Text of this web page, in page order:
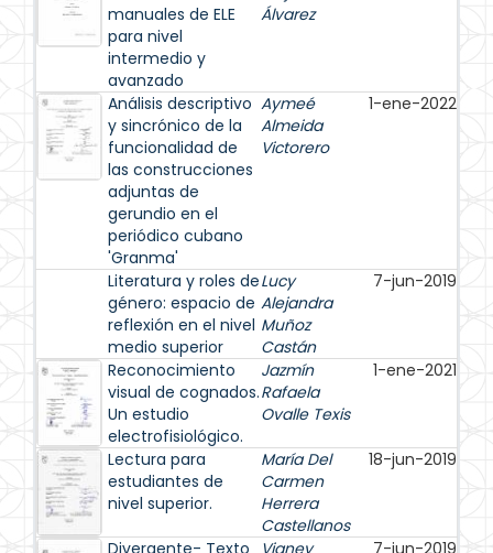
manuales de ELE
para nivel
intermedio y
avanzado
Álvarez
Análisis descriptivo
y sincrónico de la
funcionalidad de
las construcciones
adjuntas de
gerundio en el
periódico cubano
'Granma'
Aymeé
Almeida
Victorero
1-ene-2022
Literatura y roles de
género: espacio de
reflexión en el nivel
medio superior
Lucy
Alejandra
Muñoz
Castán
7-jun-2019
Reconocimiento
visual de cognados.
Un estudio
electrofisiológico.
Jazmín
Rafaela
Ovalle Texis
1-ene-2021
Lectura para
estudiantes de
nivel superior.
María Del
Carmen
Herrera
Castellanos
18-jun-2019
Divergente- Texto
Vianey
7-jun-2019